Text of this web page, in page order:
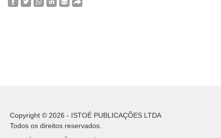
Copyright © 2026 - ISTOÉ PUBLICAÇÕES LTDA
Todos os direitos reservados.